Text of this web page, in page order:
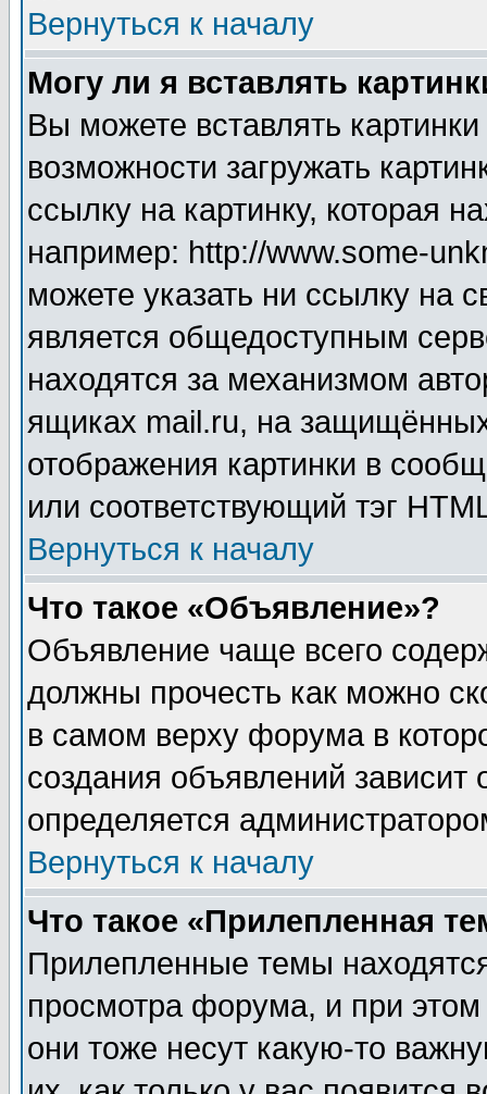
Вернуться к началу
Могу ли я вставлять
Вы можете вставлять
возможности загружать
ссылку на картинку, которая
например: http://www.some-
можете указать ни ссылку на
является общедоступным
находятся за механизмом
ящиках mail.ru, на
отображения картинки в
или соответствующий тэг
Вернуться к началу
Что такое «Объявление»?
Объявление чаще всего
должны прочесть как можно
в самом верху форума в
создания объявлений зависит
определяется
Вернуться к началу
Что такое «Прилепленная
Прилепленные темы
просмотра форума, и при
они тоже несут какую-то